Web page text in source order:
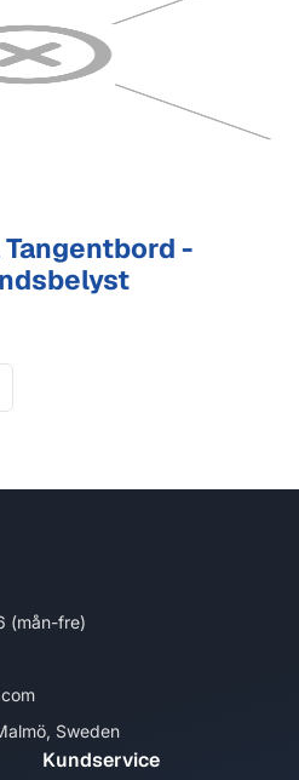
-
(mån-fre)
Sweden
Kundservice